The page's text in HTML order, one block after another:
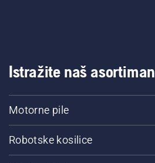
Istražite naš asortiman
Motorne pile
Robotske kosilice